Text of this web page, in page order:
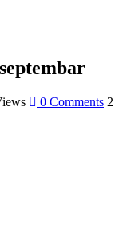
0 Comments 2